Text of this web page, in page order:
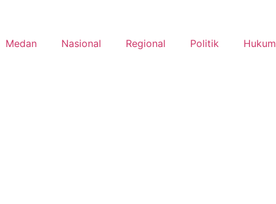
Medan Nasional Regional Politik Hukum